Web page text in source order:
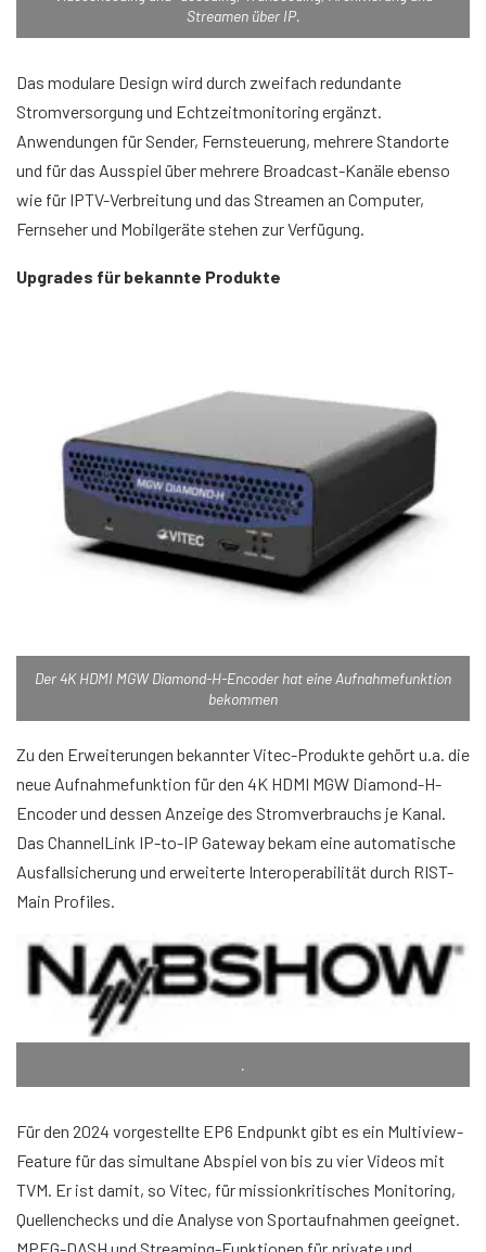
Streamen über IP.
Das modulare Design wird durch zweifach redundante
Stromversorgung und Echtzeitmonitoring ergänzt.
Anwendungen für Sender, Fernsteuerung, mehrere Standorte
und für das Ausspiel über mehrere Broadcast-Kanäle ebenso
wie für IPTV-Verbreitung und das Streamen an Computer,
Fernseher und Mobilgeräte stehen zur Verfügung.
Upgrades für bekannte Produkte
Der 4K HDMI MGW Diamond-H-Encoder hat eine Aufnahmefunktion
bekommen
Zu den Erweiterungen bekannter Vitec-Produkte gehört u.a. die
neue Aufnahmefunktion für den 4K HDMI MGW Diamond-H-
Encoder und dessen Anzeige des Stromverbrauchs je Kanal.
Das ChannelLink IP-to-IP Gateway bekam eine automatische
Ausfallsicherung und erweiterte Interoperabilität durch RIST-
Main Profiles.
.
Für den 2024 vorgestellte EP6 Endpunkt gibt es ein Multiview-
Feature für das simultane Abspiel von bis zu vier Videos mit
TVM. Er ist damit, so Vitec, für missionkritisches Monitoring,
Quellenchecks und die Analyse von Sportaufnahmen geeignet.